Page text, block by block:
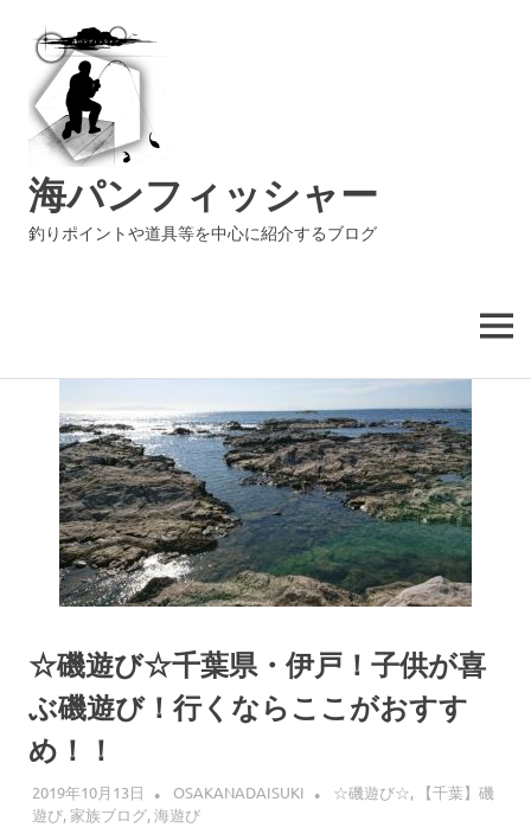
海パンフィッシャー
釣りポイントや道具等を中心に紹介するブログ
MENU
☆磯遊び☆千葉県・伊戸！子供が喜
ぶ磯遊び！行くならここがおすす
め！！
2019年10月13日 OSAKANADAISUKI ☆磯遊び☆,
【千葉】磯
遊び,家族ブログ,海遊び